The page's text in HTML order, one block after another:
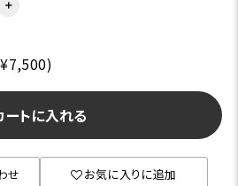
＋
ートに入れる
せ お気に入りに追加